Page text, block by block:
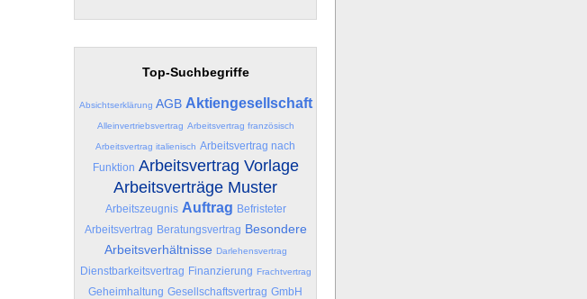
Top-Suchbegriffe
Absichtserklärung AGB Aktiengesellschaft
Alleinvertriebsvertrag Arbeitsvertrag französisch
Arbeitsvertrag italienisch Arbeitsvertrag nach
Funktion Arbeitsvertrag Vorlage
Arbeitsverträge Muster
Arbeitszeugnis Auftrag Befristeter
Arbeitsvertrag Beratungsvertrag Besondere
Arbeitsverhältnisse Darlehensvertrag
Dienstbarkeitsvertrag Finanzierung Frachtvertrag
Geheimhaltung Gesellschaftsvertrag GmbH